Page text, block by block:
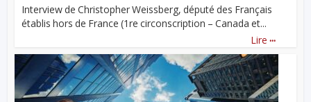
Interview de Christopher Weissberg, député des Français
établis hors de France (1re circonscription – Canada et...
Lire ...